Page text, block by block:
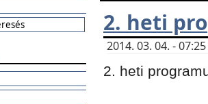
2. heti
2014. 03. 04. -
2. heti